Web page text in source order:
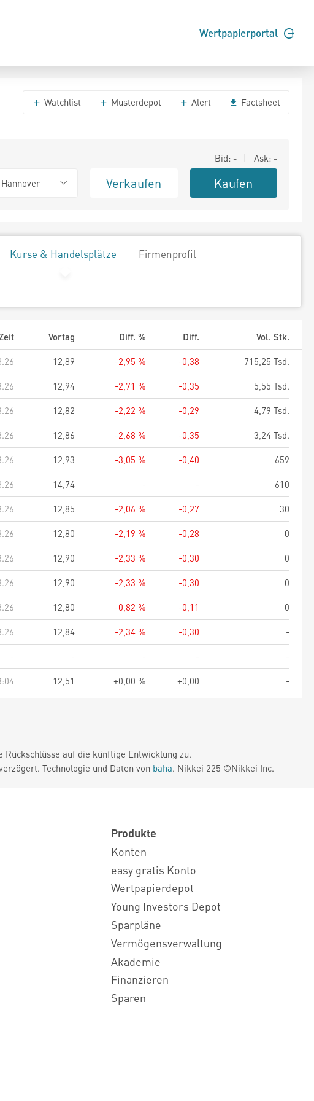
Wertpapierportal
Watchlist Musterdepot Alert Factsheet
Bid: - | Ask: -
Hannover Verkaufen Kaufen
Kurse & Handelsplätze Firmenprofil
Vortag Diff. % Diff.
Vol. Stk.
12,89 -2,95 % -0,38
715,25 Tsd.
12,94 -2,71 % -0,35
5,55 Tsd.
12,82 -2,22 % -0,29
4,79 Tsd.
12,86 -2,68 % -0,35
3,24 Tsd.
12,93 -3,05 % -0,40
659
14,74 - -
610
12,85 -2,06 % -0,27
30
12,80 -2,19 % -0,28
0
12,90 -2,33 % -0,30
0
12,90 -2,33 % -0,30
0
12,80 -0,82 % -0,11
0
12,84 -2,34 % -0,30
-
- - - -
-
12,51 +0,00 % +0,00 -
Rückschlüsse auf die künftige Entwicklung zu.
Technologie und Daten von baha. Nikkei 225 ©Nikkei Inc.
Produkte
Konten
easy gratis Konto
Wertpapierdepot
Young Investors Depot
Sparpläne
Vermögensverwaltung
Akademie
Finanzieren
Sparen